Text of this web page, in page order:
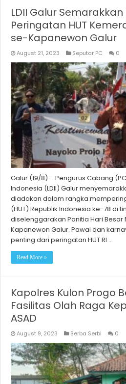
LDII Galur Semarakkan
Peringatan HUT
se-Kapanewon Galur
August 21, 2023 Seputar PC 0
Galur (19/8) – Pengurus Cabang
Indonesia (LDII) Galur
diadakan dalam rangka
(HUT) Republik Indonesia ke-78 di
diselenggarakan Panitia Hari Besar
Kapanewon Galur. Pawai dan
penting dari peringatan HUT RI …
Read More »
Kapolres Kulon Progo
Fasilitas Olah Raga
ASAD
August 9, 2023 Serba Serbi 0